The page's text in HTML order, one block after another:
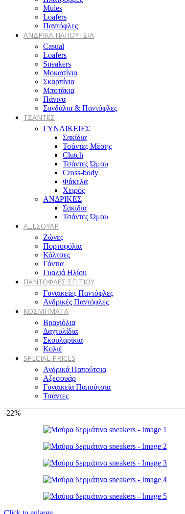
Mules
Loafers
Παντόφλες
ΑΝΔΡΙΚΑ ΠΑΠΟΥΤΣΙΑ
Casual
Loafers
Sneakers
Μοκασίνια
Σκαρπίνια
Μποτάκια
Πάνινα
Σανδάλια & Παντόφλες
ΤΣΑΝΤΕΣ
ΓΥΝΑΙΚΕΙΕΣ
Σακίδια
Τσάντες Μέσης
Clutch
Τσάντες Ώμου
Cross-body
Φάκελα
Χειρός
ΑΝΔΡΙΚΕΣ
Σακίδια
Τσάντες Ώμου
ΑΞΕΣΟΥΑΡ
Ζώνες
Πορτοφόλια
Κάλτσες
Γάντια
Γυαλιά Ηλίου
ΠΑΝΤΟΦΛΕΣ ΣΠΙΤΙΟΥ
Γυναικείες Παντόφλες
Ανδρικές Παντόφλες
ΚΟΣΜΗΜΑΤΑ
Βραχιόλια
Δαχτυλίδια
Σκουλαρίκια
Κολιέ
SPECIAL PRICES
Ανδρικά Παπούτσια
Αξεσουάρ
Γυναικεία Παπούτσια
Τσάντες
-22%